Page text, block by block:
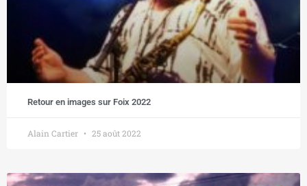
Retour en images sur Foix 2022
Alain Cartier 25 août 2022